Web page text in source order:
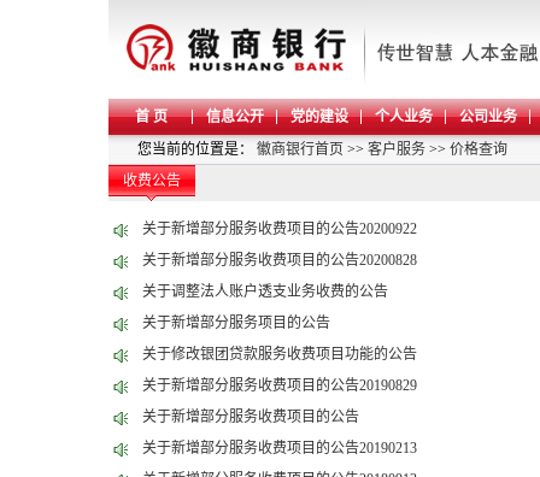
首 页 信息公开 党的建设 个人业务
公司业务
您当前的位置是： 徽商银行首页 >> 客户服务 >> 价格查询
收费公告
关于新增部分服务收费项目的公告20200922
关于新增部分服务收费项目的公告20200828
关于调整法人账户透支业务收费的公告
关于新增部分服务项目的公告
关于修改银团贷款服务收费项目功能的公告
关于新增部分服务收费项目的公告20190829
关于新增部分服务收费项目的公告
关于新增部分服务收费项目的公告20190213